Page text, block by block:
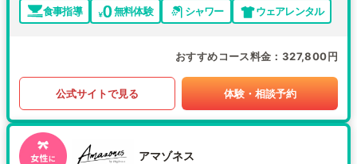
食事指導 無料体験 シャワー ウェアレンタル
おすすめコース料金 327,800円
公式サイトで見る 体験・相談予約
アマゾネス